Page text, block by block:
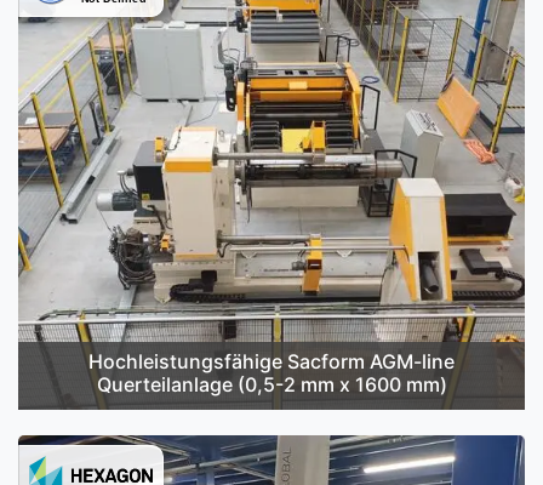
Hochleistungsfähige Sacform AGM-line
Querteilanlage (0,5-2 mm x 1600 mm)